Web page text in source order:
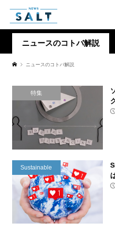
ニュースのコトバ解説
ニュースのコトバ解説
特集
Sustainable